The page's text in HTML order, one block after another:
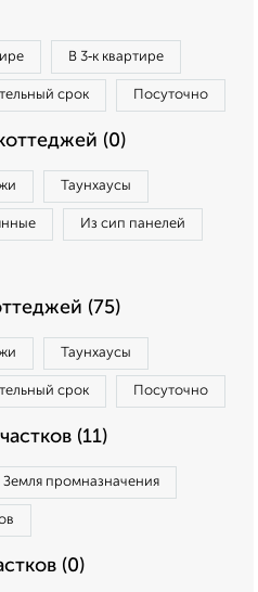
В 3‑к квартире
срок Посуточно
(0)
Таунхаусы
Из сип панелей
(75)
Таунхаусы
срок Посуточно
(11)
Земля промназначения
(0)